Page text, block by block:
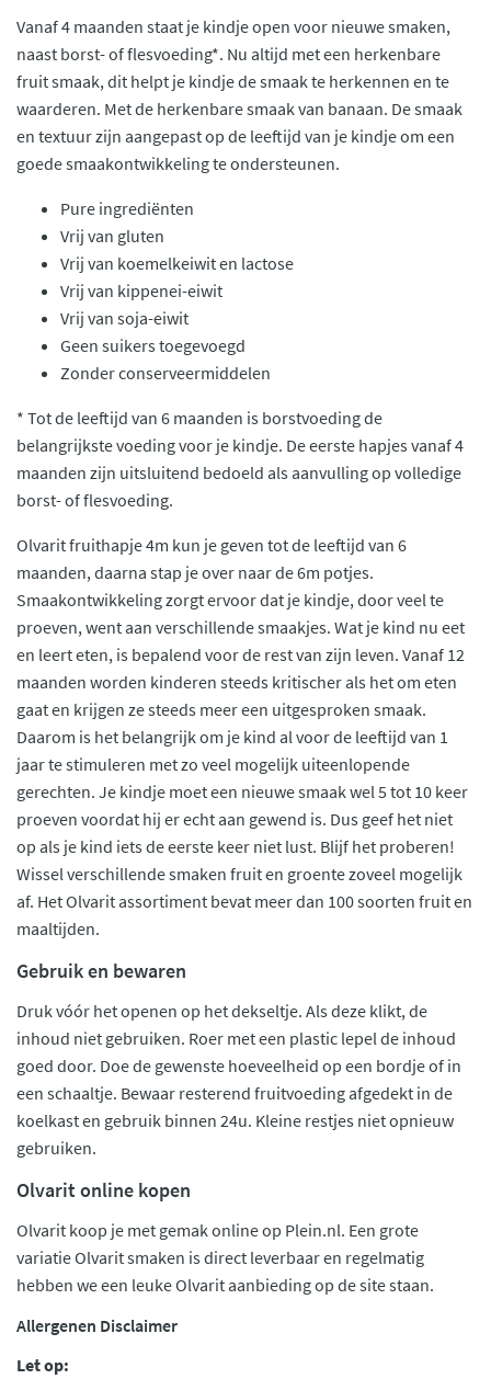
Vanaf 4 maanden staat je kindje open voor nieuwe smaken,
naast borst- of flesvoeding*. Nu altijd met een herkenbare
fruit smaak, dit helpt je kindje de smaak te herkennen en te
waarderen. Met de herkenbare smaak van banaan. De smaak
en textuur zijn aangepast op de leeftijd van je kindje om een
goede smaakontwikkeling te ondersteunen.
Pure ingrediënten
Vrij van gluten
Vrij van koemelkeiwit en lactose
Vrij van kippenei-eiwit
Vrij van soja-eiwit
Geen suikers toegevoegd
Zonder conserveermiddelen
* Tot de leeftijd van 6 maanden is borstvoeding de
belangrijkste voeding voor je kindje. De eerste hapjes vanaf 4
maanden zijn uitsluitend bedoeld als aanvulling op volledige
borst- of flesvoeding.
Olvarit fruithapje 4m kun je geven tot de leeftijd van 6
maanden, daarna stap je over naar de 6m potjes.
Smaakontwikkeling zorgt ervoor dat je kindje, door veel te
proeven, went aan verschillende smaakjes. Wat je kind nu eet
en leert eten, is bepalend voor de rest van zijn leven. Vanaf 12
maanden worden kinderen steeds kritischer als het om eten
gaat en krijgen ze steeds meer een uitgesproken smaak.
Daarom is het belangrijk om je kind al voor de leeftijd van 1
jaar te stimuleren met zo veel mogelijk uiteenlopende
gerechten. Je kindje moet een nieuwe smaak wel 5 tot 10 keer
proeven voordat hij er echt aan gewend is. Dus geef het niet
op als je kind iets de eerste keer niet lust. Blijf het proberen!
Wissel verschillende smaken fruit en groente zoveel mogelijk
af. Het Olvarit assortiment bevat meer dan 100 soorten fruit en
maaltijden.
Gebruik en bewaren
Druk vóór het openen op het dekseltje. Als deze klikt, de
inhoud niet gebruiken. Roer met een plastic lepel de inhoud
goed door. Doe de gewenste hoeveelheid op een bordje of in
een schaaltje. Bewaar resterend fruitvoeding afgedekt in de
koelkast en gebruik binnen 24u. Kleine restjes niet opnieuw
gebruiken.
Olvarit online kopen
Olvarit koop je met gemak online op Plein.nl. Een grote
variatie Olvarit smaken is direct leverbaar en regelmatig
hebben we een leuke Olvarit aanbieding op de site staan.
Allergenen Disclaimer
Let op: